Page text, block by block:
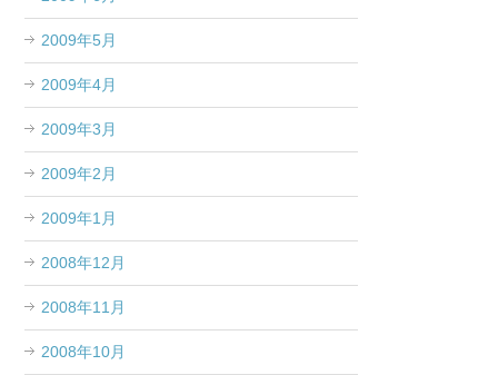
2009年5月
2009年4月
2009年3月
2009年2月
2009年1月
2008年12月
2008年11月
2008年10月